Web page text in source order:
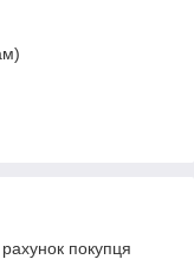
покупця